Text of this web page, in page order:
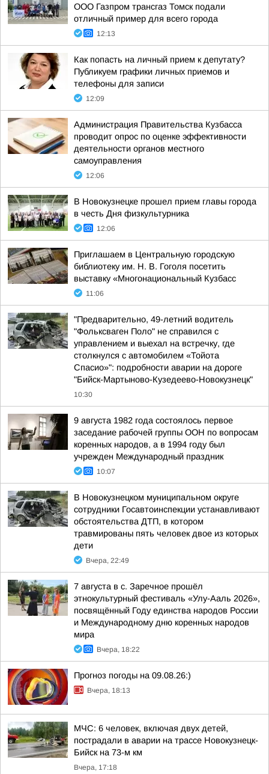
ООО Газпром трансгаз Томск подали
отличный пример для всего города
12:13
Как попасть на личный прием к депутату?
Публикуем графики личных приемов и
телефоны для записи
12:09
Администрация Правительства Кузбасса
проводит опрос по оценке эффективности
деятельности органов местного
самоуправления
12:06
В Новокузнецке прошел прием главы города
в честь Дня физкультурника
12:06
Приглашаем в Центральную городскую
библиотеку им. Н. В. Гоголя посетить
выставку «Многонациональный Кузбасс
11:06
"Предварительно, 49-летний водитель
"Фольксваген Поло" не справился с
управлением и выехал на встречку, где
столкнулся с автомобилем «Тойота
Спасио»": подробности аварии на дороге
"Бийск-Мартыново-Кузедеево-Новокузнецк"
10:30
9 августа 1982 года состоялось первое
заседание рабочей группы ООН по вопросам
коренных народов, а в 1994 году был
учрежден Международный праздник
10:07
В Новокузнецком муниципальном округе
сотрудники Госавтоинспекции устанавливают
обстоятельства ДТП, в котором
травмированы пять человек двое из которых
дети
Вчера, 22:49
7 августа в с. Заречное прошёл
этнокультурный фестиваль «Улу-Ааль 2026»,
посвящённый Году единства народов России
и Международному дню коренных народов
мира
Вчера, 18:22
Прогноз погоды на 09.08.26:)
Вчера, 18:13
МЧС: 6 человек, включая двух детей,
пострадали в аварии на трассе Новокузнецк-
Бийск на 73-м км
Вчера, 17:18